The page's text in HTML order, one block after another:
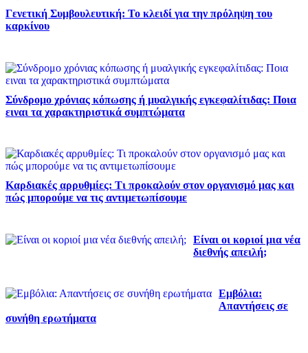
Γενετική Συμβουλευτική: Το κλειδί για την πρόληψη του
καρκίνου
Σύνδρομο χρόνιας κόπωσης ή μυαλγικής εγκεφαλίτιδας: Ποια
ειναι τα χαρακτηριστικά συμπτώματα
Καρδιακές αρρυθμίες: Τι προκαλούν στον οργανισμό μας και
πώς μπορούμε να τις αντιμετωπίσουμε
Είναι οι κοριοί μια νέα
διεθνής απειλή;
Εμβόλια:
Απαντήσεις σε
συνήθη ερωτήματα